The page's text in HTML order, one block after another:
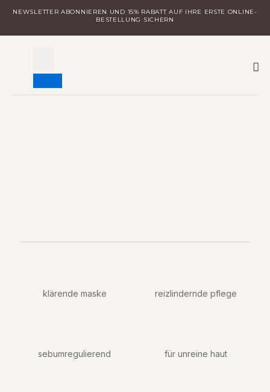
InhaltNEWSLETTER ABONNIEREN UND 15% RABATT AUF IHRE ERSTE ONLINE-
BESTELLUNG SICHERN
klärende maske reizlindernde pflege
sebumregulierend für unreine haut